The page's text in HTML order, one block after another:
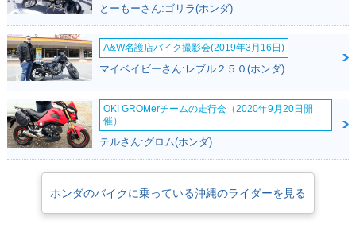
とーもーさん:ゴリラ(ホンダ)
A&W名護店バイク撮影会(2019年3月16日)
マイベイビーさん:レブル２５０(ホンダ)
OKI GROMerチームの走行会（2020年9月20日開
催）
テルさん:グロム(ホンダ)
ホンダのバイクに乗っている沖縄のライダーを見る